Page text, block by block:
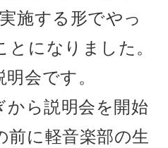
施する形でやっ
になりました。
会です。
から説明会を開始
前に軽音楽部の生